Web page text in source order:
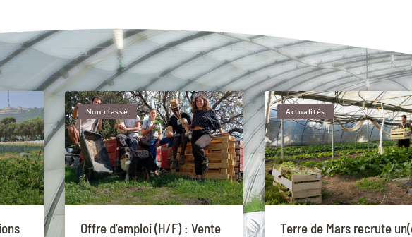
Non classé
Offre d’emploi (H/F) : Vente
Actualités
Terre de Mars recrute